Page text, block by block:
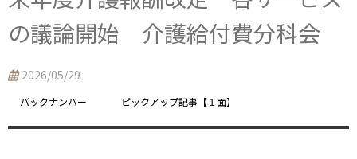
の議論開始 介護給付費分科会
2026/05/29
バックナンバー ピックアップ記事【１面】